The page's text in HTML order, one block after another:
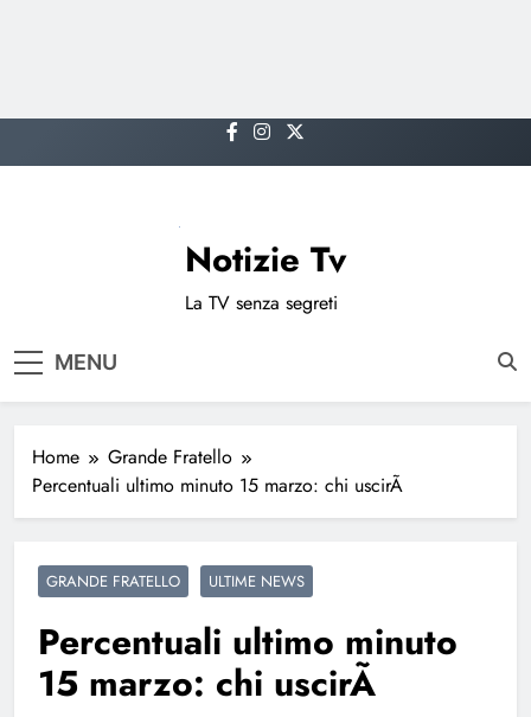
to
Notizie Tv
La TV senza segreti
MENU
Home
Grande Fratello
Percentuali ultimo minuto 15 marzo: chi uscirÃ
GRANDE FRATELLO ULTIME NEWS
Percentuali ultimo minuto
15 marzo: chi uscirÃ